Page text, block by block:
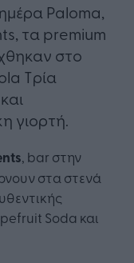
Paloma,
τα premium
στο
Τρία
γιορτή.
, bar στην
στα στενά
Soda και